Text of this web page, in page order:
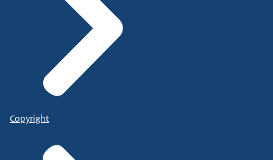
Copyright